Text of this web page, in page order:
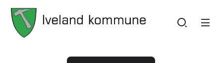
Iveland kommune